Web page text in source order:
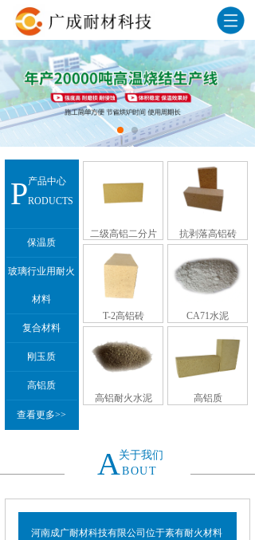
产品中心
PRODUCTS
保温质
玻璃行业用耐火
材料
复合材料
刚玉质
高铝质
查看更多>>
二级高铝二分片 抗剥落高铝砖
T-2高铝砖 CA71水泥
高铝耐火水泥 高铝质
关于我们
ABOUT
河南成广耐材科技有限公司位于素有耐火材料